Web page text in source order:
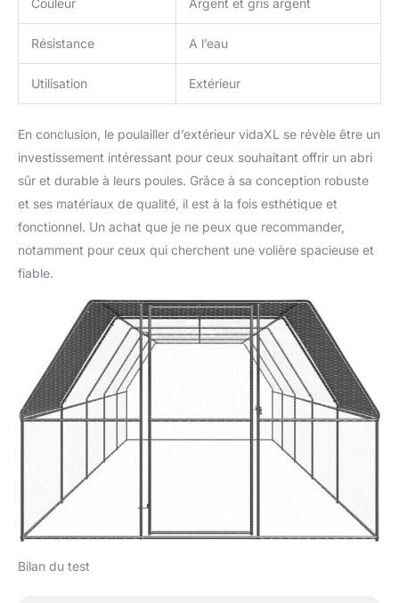
Résistance A l’eau
Utilisation Extérieur
En conclusion, le poulailler d’extérieur vidaXL se révèle être un
investissement intéressant pour ceux souhaitant offrir un abri
sûr et durable à leurs poules. Grâce à sa conception robuste
et ses matériaux de qualité, il est à la fois esthétique et
fonctionnel. Un achat que je ne peux que recommander,
notamment pour ceux qui cherchent une volière spacieuse et
fiable.
Bilan du test